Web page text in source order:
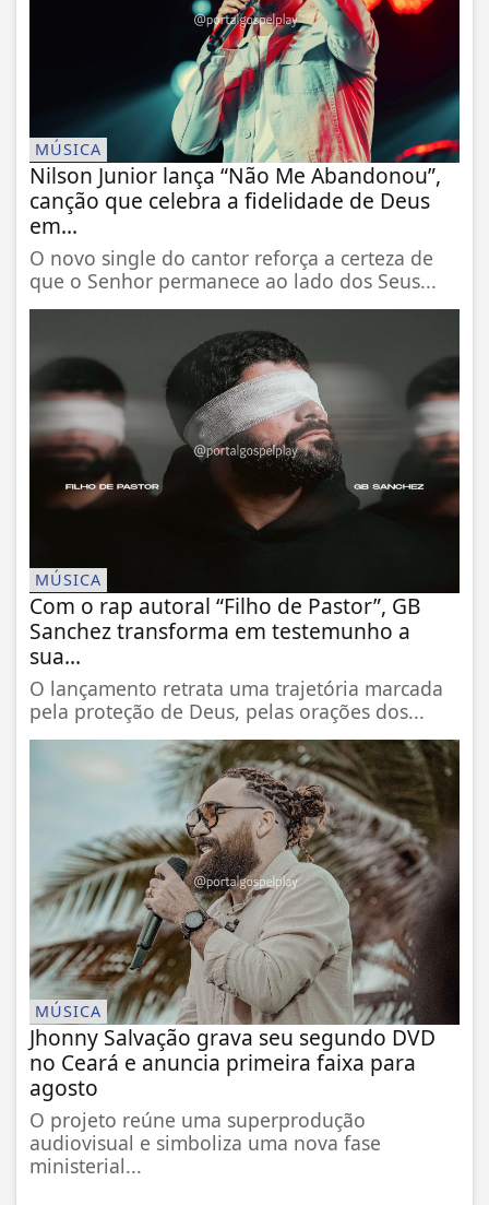
MÚSICA
Nilson Junior lança “Não Me Abandonou”,
canção que celebra a fidelidade de Deus
em...
O novo single do cantor reforça a certeza de
que o Senhor permanece ao lado dos Seus...
MÚSICA
Com o rap autoral “Filho de Pastor”, GB
Sanchez transforma em testemunho a
sua...
O lançamento retrata uma trajetória marcada
pela proteção de Deus, pelas orações dos...
MÚSICA
Jhonny Salvação grava seu segundo DVD
no Ceará e anuncia primeira faixa para
agosto
O projeto reúne uma superprodução
audiovisual e simboliza uma nova fase
ministerial...